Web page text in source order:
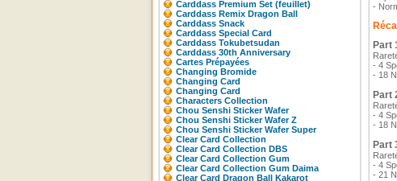
Carddass Premium Set (feuillet)
Carddass Remix Dragon Ball
Carddass Snack
Carddass Special Card
Carddass Tokubetsudan
Carddass 30th Anniversary
Cartes Prépayées
Changing Bromide
Changing Card
Changing Card
Characters Collection
Chou Senshi Sticker Wafer
Chou Senshi Sticker Wafer Z
Chou Senshi Sticker Wafer Super
Clear Card Collection
Clear Card Collection DBS
Clear Card Collection Gum
Clear Card Collection Gum Daima
Clear Card Dragon Ball Kakarot
-
Part
- 4
- 18
Part
- 4
- 18
Part
- 4
- 21